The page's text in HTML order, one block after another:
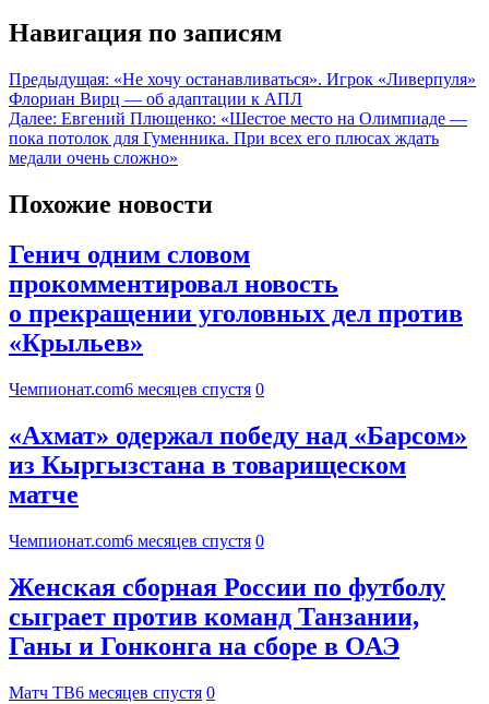
Навигация по записям
Предыдущая: «Не хочу останавливаться». Игрок «Ливерпуля»
Флориан Вирц — об адаптации к АПЛ
Далее: Евгений Плющенко: «Шестое место на Олимпиаде —
пока потолок для Гуменника. При всех его плюсах ждать
медали очень сложно»
Похожие новости
Генич одним словом
прокомментировал новость
о прекращении уголовных дел против
«Крыльев»
Чемпионат.com6 месяцев спустя 0
«Ахмат» одержал победу над «Барсом»
из Кыргызстана в товарищеском
матче
Чемпионат.com6 месяцев спустя 0
Женская сборная России по футболу
сыграет против команд Танзании,
Ганы и Гонконга на сборе в ОАЭ
Матч ТВ6 месяцев спустя 0